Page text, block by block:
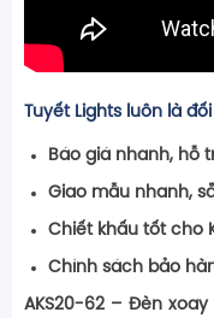
Tuyết Lights luôn là
Báo giá nhanh, hỗ
Giao mẫu nhanh,
Chiết khấu tốt cho
Chính sách bảo
AKS20-62 – Đèn